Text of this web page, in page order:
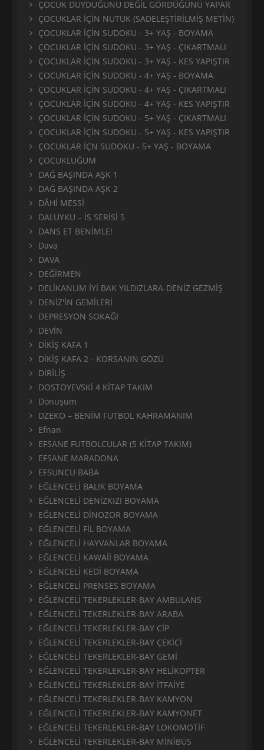
ÇOCUK DUYDUĞUNU DEĞİL GÖRDÜĞÜNÜ YAPAR
ÇOCUKLAR İÇİN NUTUK (SADELEŞTİRİLMİŞ METİN)
ÇOCUKLAR İÇİN SUDOKU - 3+ YAŞ - BOYAMA
ÇOCUKLAR İÇİN SUDOKU - 3+ YAŞ - ÇIKARTMALI
ÇOCUKLAR İÇİN SUDOKU - 3+ YAŞ - KES YAPIŞTIR
ÇOCUKLAR İÇİN SUDOKU - 4+ YAŞ - BOYAMA
ÇOCUKLAR İÇİN SUDOKU - 4+ YAŞ - ÇIKARTMALI
ÇOCUKLAR İÇİN SUDOKU - 4+ YAŞ - KES YAPIŞTIR
ÇOCUKLAR İÇİN SUDOKU - 5+ YAŞ - ÇIKARTMALI
ÇOCUKLAR İÇİN SUDOKU - 5+ YAŞ - KES YAPIŞTIR
ÇOCUKLAR İÇN SUDOKU - 5+ YAŞ - BOYAMA
ÇOCUKLUĞUM
DAĞ BAŞINDA AŞK 1
DAĞ BAŞINDA AŞK 2
DÂHİ MESSİ
DALUYKU – İS SERİSİ 5
DANS ET BENİMLE!
Dava
DAVA
DEĞİRMEN
DELİKANLIM İYİ BAK YILDIZLARA-DENİZ GEZMİŞ
DENİZ'İN GEMİLERİ
DEPRESYON SOKAĞI
DEVİN
DİKİŞ KAFA 1
DİKİŞ KAFA 2 - KORSANIN GÖZÜ
DİRİLİŞ
DOSTOYEVSKİ 4 KİTAP TAKIM
Dönüşüm
DZEKO – BENİM FUTBOL KAHRAMANIM
Efnan
EFSANE FUTBOLCULAR (5 KİTAP TAKIM)
EFSANE MARADONA
EFSUNCU BABA
EĞLENCELİ BALIK BOYAMA
EĞLENCELİ DENİZKIZI BOYAMA
EĞLENCELİ DİNOZOR BOYAMA
EĞLENCELİ FİL BOYAMA
EĞLENCELİ HAYVANLAR BOYAMA
EĞLENCELİ KAWAİİ BOYAMA
EĞLENCELİ KEDİ BOYAMA
EĞLENCELİ PRENSES BOYAMA
EĞLENCELİ TEKERLEKLER-BAY AMBULANS
EĞLENCELİ TEKERLEKLER-BAY ARABA
EĞLENCELİ TEKERLEKLER-BAY CİP
EĞLENCELİ TEKERLEKLER-BAY ÇEKİCİ
EĞLENCELİ TEKERLEKLER-BAY GEMİ
EĞLENCELİ TEKERLEKLER-BAY HELİKOPTER
EĞLENCELİ TEKERLEKLER-BAY İTFAİYE
EĞLENCELİ TEKERLEKLER-BAY KAMYON
EĞLENCELİ TEKERLEKLER-BAY KAMYONET
EĞLENCELİ TEKERLEKLER-BAY LOKOMOTİF
EĞLENCELİ TEKERLEKLER-BAY MİNİBÜS